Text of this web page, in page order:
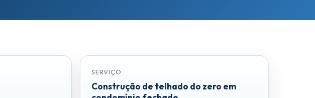
SERVIÇO
Construção de telhado do zero em